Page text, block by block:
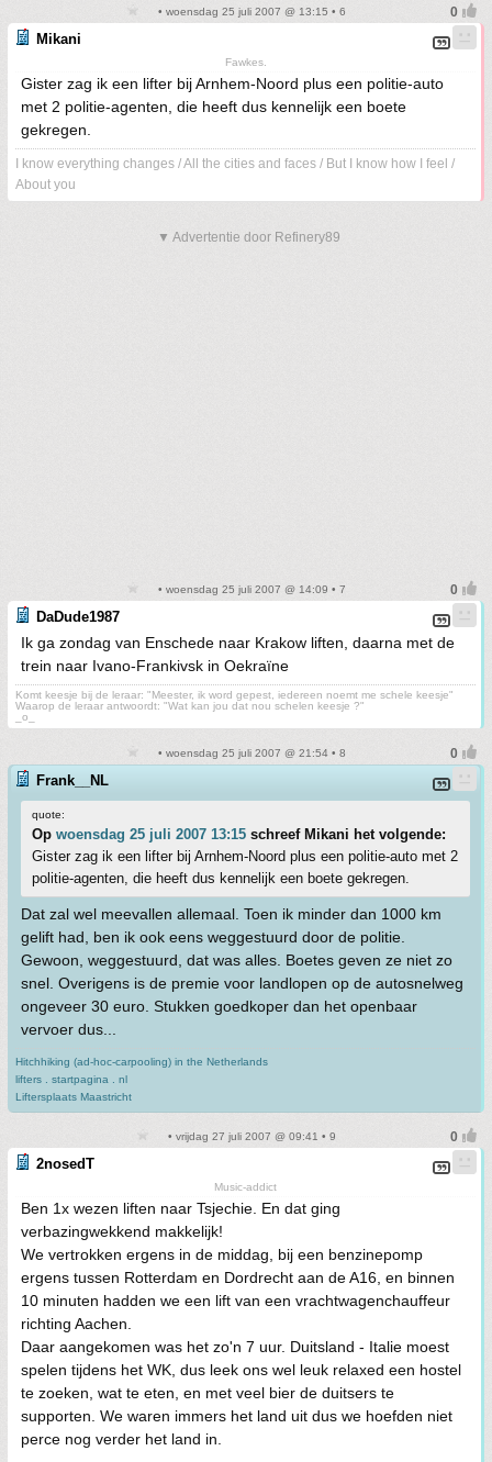
• woensdag 25 juli 2007 @ 13:15 • 6
Mikani
Fawkes.
Gister zag ik een lifter bij Arnhem-Noord plus een politie-auto
met 2 politie-agenten, die heeft dus kennelijk een boete
gekregen.
I know everything changes / All the cities and faces / But I know how I feel /
About you
▼ Advertentie door Refinery89
• woensdag 25 juli 2007 @ 14:09 • 7
DaDude1987
Ik ga zondag van Enschede naar Krakow liften, daarna met de
trein naar Ivano-Frankivsk in Oekraïne
Komt keesje bij de leraar: "Meester, ik word gepest, iedereen noemt me schele keesje"
Waarop de leraar antwoordt: "Wat kan jou dat nou schelen keesje ?"
_o_
• woensdag 25 juli 2007 @ 21:54 • 8
Frank__NL
quote:
Op woensdag 25 juli 2007 13:15 schreef Mikani het volgende:
Gister zag ik een lifter bij Arnhem-Noord plus een politie-auto met 2
politie-agenten, die heeft dus kennelijk een boete gekregen.
Dat zal wel meevallen allemaal. Toen ik minder dan 1000 km
gelift had, ben ik ook eens weggestuurd door de politie.
Gewoon, weggestuurd, dat was alles. Boetes geven ze niet zo
snel. Overigens is de premie voor landlopen op de autosnelweg
ongeveer 30 euro. Stukken goedkoper dan het openbaar
vervoer dus...
Hitchhiking (ad-hoc-carpooling) in the Netherlands
lifters . startpagina . nl
Liftersplaats Maastricht
• vrijdag 27 juli 2007 @ 09:41 • 9
2nosedT
Music-addict
Ben 1x wezen liften naar Tsjechie. En dat ging
verbazingwekkend makkelijk!
We vertrokken ergens in de middag, bij een benzinepomp
ergens tussen Rotterdam en Dordrecht aan de A16, en binnen
10 minuten hadden we een lift van een vrachtwagenchauffeur
richting Aachen.
Daar aangekomen was het zo'n 7 uur. Duitsland - Italie moest
spelen tijdens het WK, dus leek ons wel leuk relaxed een hostel
te zoeken, wat te eten, en met veel bier de duitsers te
supporten. We waren immers het land uit dus we hoefden niet
perce nog verder het land in.